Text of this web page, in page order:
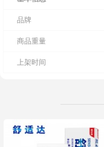
品牌
商品重量
上架时间